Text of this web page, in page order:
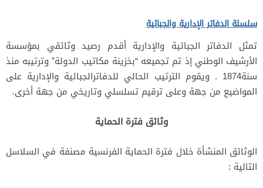
سلسلة الدفاتر الإدارية والجبائية
تمثل الدفاتر الجبائية والإدارية أقدم رصيد وثائقي بمؤسسة
الأرشيف الوطني إذ تم تجميعه “بخزينة مكاتيب الدولة” وترتيبه منذ
سنة1874 . ويقوم الترتيب الحالي للدفاترالجبائية والإدارية على
المواضيع من جهة وعلى ترقيم تسلسلي وتاريخي من جهة أخرى.
وثائق فترة الحماية
الوثائق المنشأة خلال فترة الحماية الفرنسية مصنفة في السلاسل
التالية :